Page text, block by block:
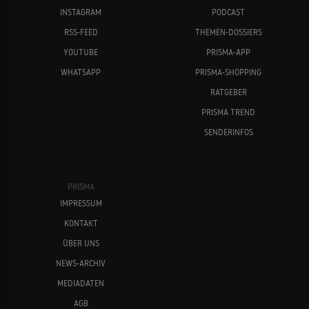
INSTAGRAM
RSS-FEED
YOUTUBE
WHATSAPP
PODCAST
THEMEN-DOSSIERS
PRISMA-APP
PRISMA-SHOPPING
RATGEBER
PRISMA TREND
SENDERINFOS
PRISMA
IMPRESSUM
KONTAKT
ÜBER UNS
NEWS-ARCHIV
MEDIADATEN
AGB